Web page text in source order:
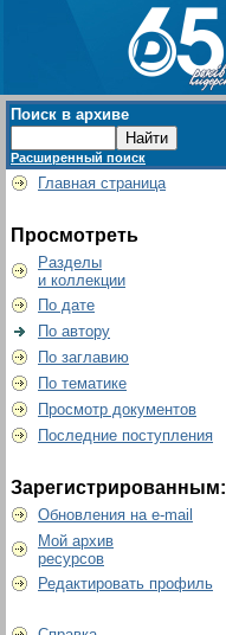
Поиск в архиве
Расширенный поиск
Главная страница
Просмотреть
Разделы
и коллекции
По дате
По автору
По заглавию
По тематике
Просмотр документов
Последние поступления
Зарегистрированным:
Обновления на e-mail
Мой архив
ресурсов
Редактировать профиль